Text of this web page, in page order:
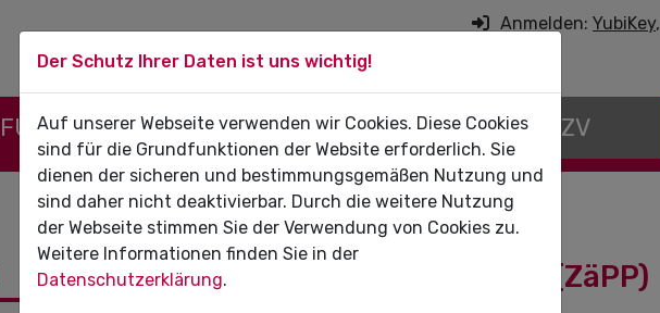
Anmelden: YubiKey,
FÜR DIE PRAXIS FÜR PATIENTEN DIE KZV
Das Zahnärzte-Praxis-Panel (ZäPP)
Der Schutz Ihrer Daten ist uns wichtig!
Auf unserer Webseite verwenden wir Cookies. Diese Cookies
sind für die Grundfunktionen der Website erforderlich. Sie
dienen der sicheren und bestimmungsgemäßen Nutzung und
sind daher nicht deaktivierbar. Durch die weitere Nutzung
der Webseite stimmen Sie der Verwendung von Cookies zu.
Weitere Informationen finden Sie in der
Datenschutzerklärung.